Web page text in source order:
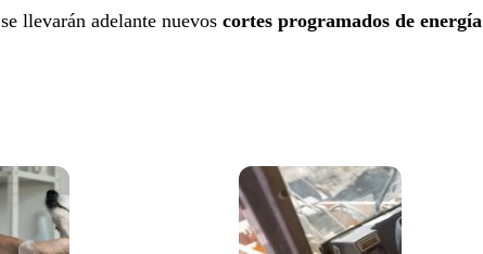
se llevarán adelante nuevos cortes programados de energía